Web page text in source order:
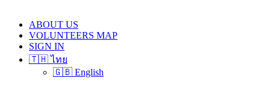
ABOUT US
VOLUNTEERS MAP
SIGN IN
🇹🇭 ไทย
🇬🇧 English